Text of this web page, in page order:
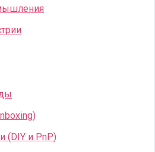
(DIY и PnP)